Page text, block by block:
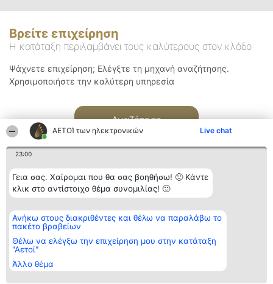
ΑΕΤΟΊ των ηλεκτρονικών Live chat
23:00
Γεια σας. Χαίρομαι που θα σας βοηθήσω! 🙂 Κάντε
κλικ στο αντίστοιχο θέμα συνομιλίας! 🙂
Ανήκω στους διακριθέντες και θέλω να παραλάβω το
πακέτο βραβείων
Θέλω να ελέγξω την επιχείρηση μου στην κατάταξη
"Αετοί"
Άλλο θέμα
Βρείτε επιχείρηση
Η κατάταξη περιλαμβάνει τους καλύτερους στον κλάδο
Ψάχνετε επιχείρηση; Ελέγξτε τη μηχανή αναζήτησης.
Χρησιμοποιήστε την καλύτερη υπηρεσία
Αναζήτηση
Διοργανωτής της
κατάταξης
BEAUTIFUL COMPANY
ΤΗΛ. ΕΠΙΚΟΙΝΩΝΙΑΣ:
2104128019
email:
aetoi@beautifulcompany.co
Κατάταξη
Διακριθέντες
των
διακριθέντων
προϋποθέσεις
Επικοινωνία
Επικοινωνία